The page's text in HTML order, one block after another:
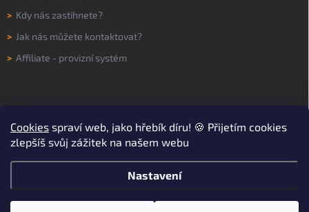
Cookies spraví web, jako hřebík díru! 🍪 Přijetím cookies
zlepšíš svůj zážitek na našem webu
Nastavení
> Kdy nás zastihnete?
> Jak nás můžete kontaktovat?
> Affiliate - provizní systém
Copyright 2026WORKNOW. Všechna práva vyhrazena.Upravit nastavení